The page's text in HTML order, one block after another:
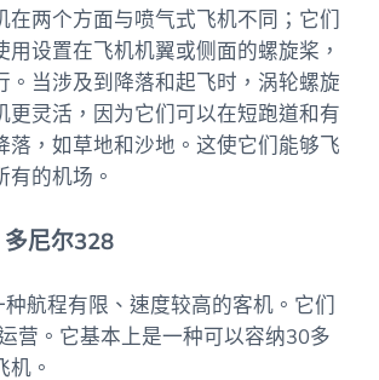
在两个方面与喷气式飞机不同；它们
用设置在飞机机翼或侧面的螺旋桨，
。当涉及到降落和起飞时，涡轮螺旋
更灵活，因为它们可以在短跑道和有
落，如草地和沙地。这使它们能够飞
的机场。
尼尔328
航程有限、速度较高的客机。它们
营。它基本上是一种可以容纳30多
。